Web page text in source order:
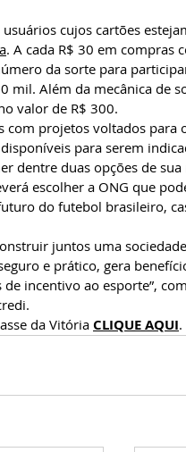
usuários cujos cartões
. A cada R$ 30 em compras
da sorte para
mil. Além da mecânica de
valor de R$ 300.
com projetos voltados para
para serem
dentre duas opções de sua
escolher a ONG que
do futebol brasileiro,
juntos uma
e prático, gera
incentivo ao esporte”,
da Vitória CLIQUE AQUI.